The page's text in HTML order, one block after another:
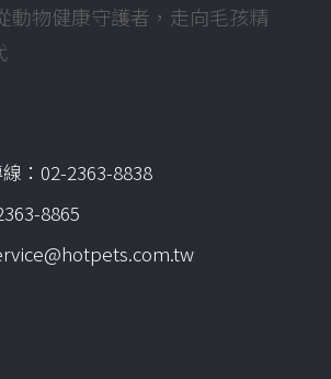
動物健康守護者，走向毛孩精
：02-2363-8838
8865